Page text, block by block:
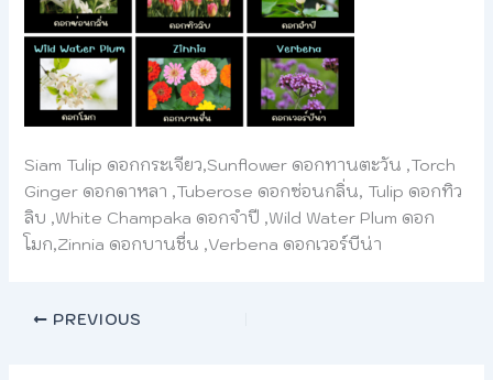
Siam Tulip ดอกกระเจียว,Sunflower ดอกทานตะวัน ,Torch
Ginger ดอกดาหลา ,Tuberose ดอกซ่อนกลิ่น, Tulip ดอกทิว
ลิบ ,White Champaka ดอกจำปี ,Wild Water Plum ดอก
โมก,Zinnia ดอกบานชื่น ,Verbena ดอกเวอร์บีน่า
PREVIOUS